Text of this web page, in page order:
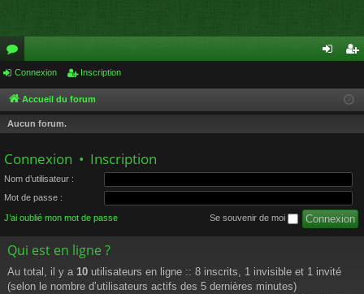
or
u
m
cri
Connexion Inscription
Accueil du forum
Aucun forum.
Connexion • Inscription
Nom d’utilisateur :
Mot de passe :
J’ai oublié mon mot de passe Se souvenir de moi
Qui est en ligne ?
Au total, il y a 10 utilisateurs en ligne :: 8 inscrits, 1 invisible et 1 invité
(selon le nombre d’utilisateurs actifs des 5 dernières minutes)